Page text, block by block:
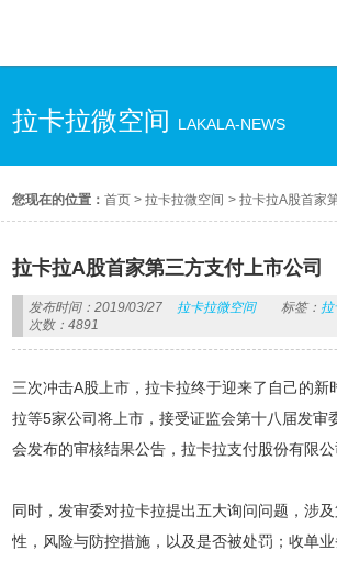
拉卡拉微空间 LAKALA-NEWS
您现在的位置：首页 >拉卡拉微空间 >拉卡拉A股首家
拉卡拉A股首家第三方支付上市公司
发布时间：2019/03/27 拉卡拉微空间 标签： 拉
次数：4891
三次冲击A股上市，拉卡拉终于迎来了自己的新
拉等5家公司将上市，接受证监会第十八届发审
会发布的审核结果公告，拉卡拉支付股份有限公
同时，发审委对拉卡拉提出五大询问问题，涉
性，风险与防控措施，以及是否被处罚；收单